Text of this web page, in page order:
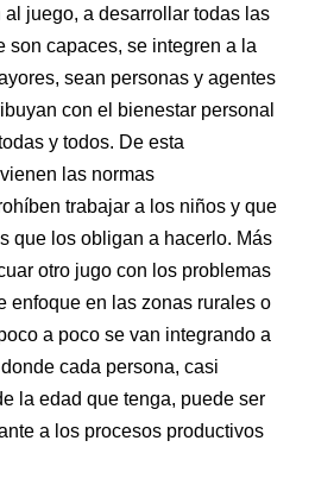
juego, a desarrollar todas las
son capaces, se integren a la
sean personas y agentes
con el bienestar personal
y todos. De esta
las normas
trabajar a los niños y que
que los obligan a hacerlo. Más
otro jugo con los problemas
enfoque en las zonas rurales o
a poco se van integrando a
cada persona, casi
la edad que tenga, puede ser
a los procesos productivos